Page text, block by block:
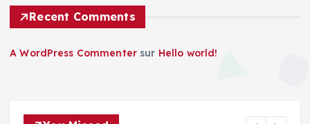
n
Recent Comments
A WordPress Commenter sur Hello world!